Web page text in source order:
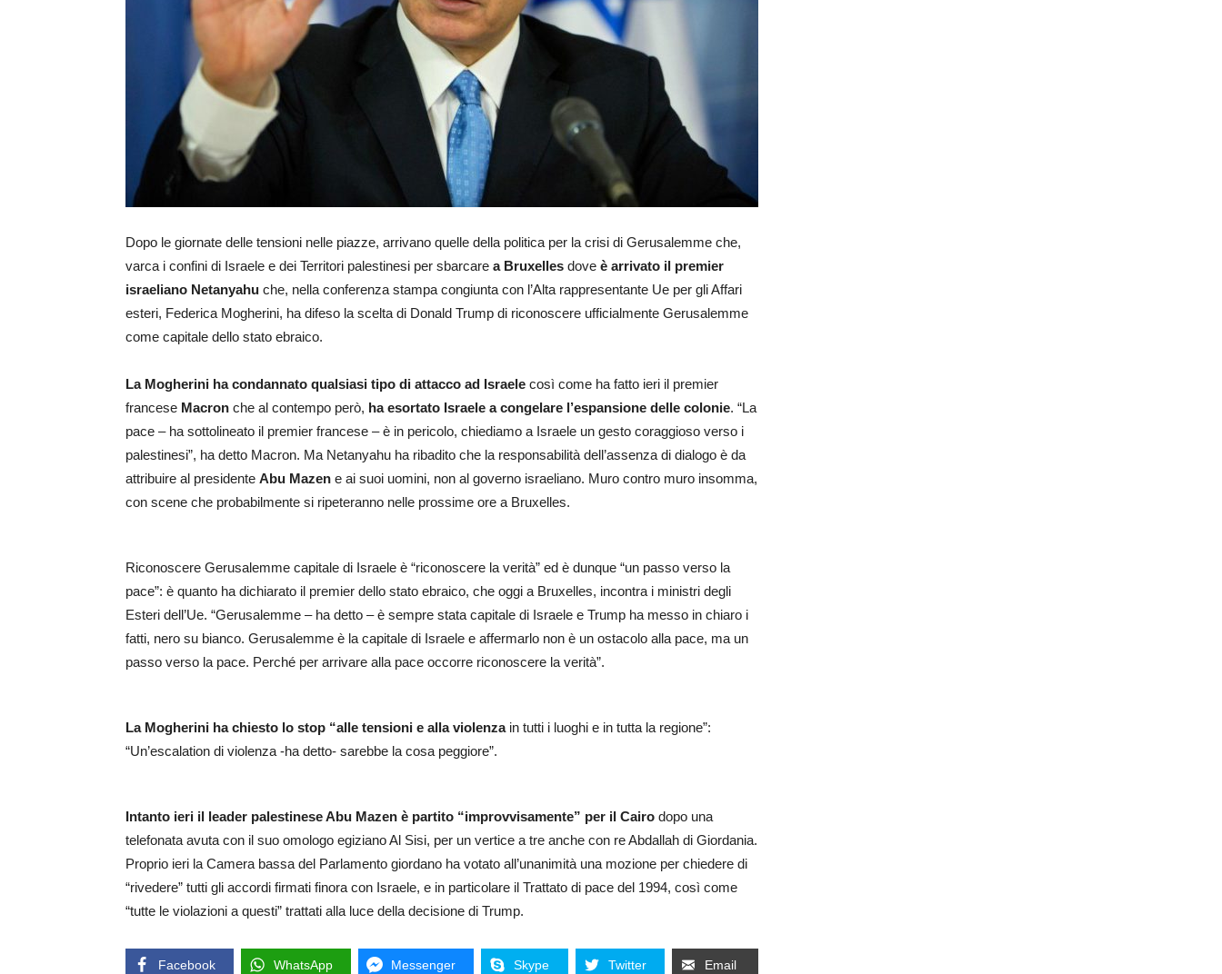
Dopo le giornate delle tensioni nelle piazze, arrivano quelle della politica per la crisi di Gerusalemme che,
varca i confini di Israele e dei Territori palestinesi per sbarcare a Bruxelles dove è arrivato il premier
israeliano Netanyahu che, nella conferenza stampa congiunta con l’Alta rappresentante Ue per gli Affari
esteri, Federica Mogherini, ha difeso la scelta di Donald Trump di riconoscere ufficialmente Gerusalemme
come capitale dello stato ebraico.
La Mogherini ha condannato qualsiasi tipo di attacco ad Israele così come ha fatto ieri il premier
francese Macron che al contempo però, ha esortato Israele a congelare l’espansione delle colonie. “La
pace – ha sottolineato il premier francese – è in pericolo, chiediamo a Israele un gesto coraggioso verso i
palestinesi”, ha detto Macron. Ma Netanyahu ha ribadito che la responsabilità dell’assenza di dialogo è da
attribuire al presidente Abu Mazen e ai suoi uomini, non al governo israeliano. Muro contro muro insomma,
con scene che probabilmente si ripeteranno nelle prossime ore a Bruxelles.
Riconoscere Gerusalemme capitale di Israele è “riconoscere la verità” ed è dunque “un passo verso la
pace”: è quanto ha dichiarato il premier dello stato ebraico, che oggi a Bruxelles, incontra i ministri degli
Esteri dell’Ue. “Gerusalemme – ha detto – è sempre stata capitale di Israele e Trump ha messo in chiaro i
fatti, nero su bianco. Gerusalemme è la capitale di Israele e affermarlo non è un ostacolo alla pace, ma un
passo verso la pace. Perché per arrivare alla pace occorre riconoscere la verità”.
La Mogherini ha chiesto lo stop “alle tensioni e alla violenzain tutti i luoghi e in tutta la regione”:
“Un’escalation di violenza -ha detto- sarebbe la cosa peggiore”.
Intanto ieri il leader palestinese Abu Mazen è partito “improvvisamente” per il Cairo dopo una
telefonata avuta con il suo omologo egiziano Al Sisi, per un vertice a tre anche con re Abdallah di Giordania.
Proprio ieri la Camera bassa del Parlamento giordano ha votato all’unanimità una mozione per chiedere di
“rivedere” tutti gli accordi firmati finora con Israele, e in particolare il Trattato di pace del 1994, così come
“tutte le violazioni a questi” trattati alla luce della decisione di Trump.
Facebook WhatsApp Messenger Skype Twitter Email